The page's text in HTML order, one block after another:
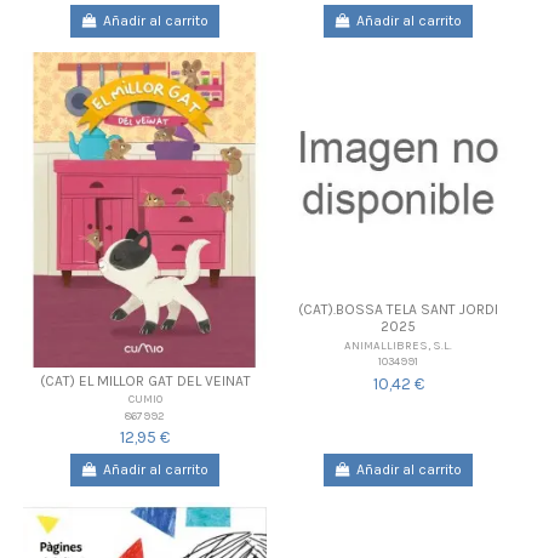
Añadir al carrito Añadir al carrito
(CAT) EL MILLOR GAT DEL VEINAT
CUMIO
867992
12,95 €
Añadir al carrito
(CAT).BOSSA TELA SANT JORDI
2025
ANIMALLIBRES, S.L.
1034991
10,42 €
Añadir al carrito